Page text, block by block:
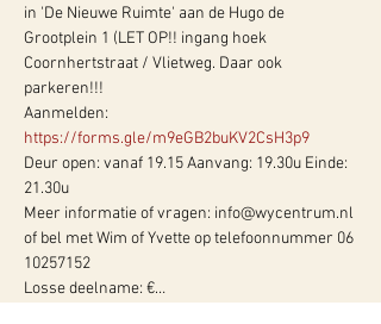
in 'De Nieuwe Ruimte' aan de Hugo de
Grootplein 1 (LET OP!! ingang hoek
Coornhertstraat / Vlietweg. Daar ook
parkeren!!!
Aanmelden:
https://forms.gle/m9eGB2buKV2CsH3p9
Deur open: vanaf 19.15 Aanvang: 19.30u Einde:
21.30u
Meer informatie of vragen: info@wycentrum.nl
of bel met Wim of Yvette op telefoonnummer 06
10257152
Losse deelname: €…